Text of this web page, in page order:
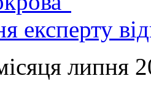
експерту
липня